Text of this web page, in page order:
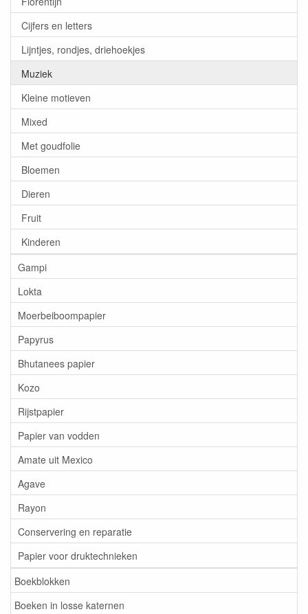
Cijfers en letters
Lijntjes, rondjes, driehoekjes
Muziek
Kleine motieven
Mixed
Met goudfolie
Bloemen
Dieren
Fruit
Kinderen
Gampi
Lokta
Moerbeiboompapier
Papyrus
Bhutanees papier
Kozo
Rijstpapier
Papier van vodden
Amate uit Mexico
Agave
Rayon
Conservering en reparatie
Papier voor druktechnieken
Boekblokken
Boeken in losse katernen